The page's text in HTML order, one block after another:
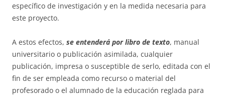
específico de investigación y en la medida necesaria para
este proyecto.
A estos efectos, se entenderá por libro de texto, manual
universitario o publicación asimilada, cualquier
publicación, impresa o susceptible de serlo, editada con el
fin de ser empleada como recurso o material del
profesorado o el alumnado de la educación reglada para